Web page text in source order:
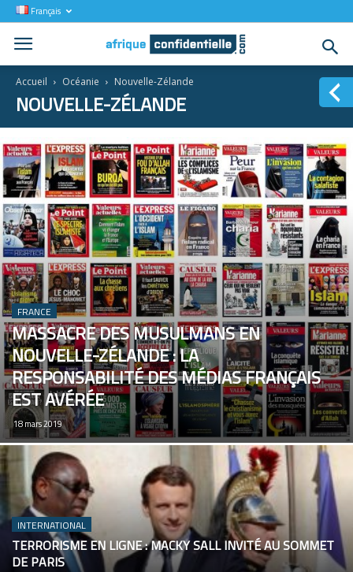
Français
Accueil Océanie Nouvelle-Zélande
NOUVELLE-ZÉLANDE
FRANCE
MASSACRE DES MUSULMANS EN
NOUVELLE-ZÉLANDE : LA
RESPONSABILITÉ DES MÉDIAS FRANÇAIS
EST AVÉRÉE
18 mars 2019
INTERNATIONAL
TERRORISME EN LIGNE : MACKY SALL INVITÉ AU SOMMET
DE PARIS